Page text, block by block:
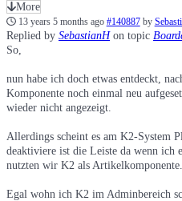
More
13 years 5 months ago #140887 by
Replied by SebastianHon topic
So,
nun habe ich doch etwas entdeckt,
Komponente noch einmal neu
wieder nicht angezeigt.
Allerdings scheint es am K2-System
deaktiviere ist die Leiste da wenn ich
nutzten wir K2 als Artikelkomponente.
Egal wohn ich K2 im Adminbereich